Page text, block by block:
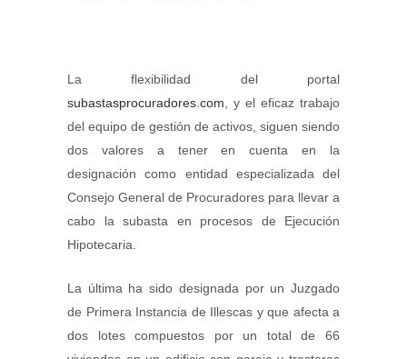
La flexibilidad del portal
subastasprocuradores.com , y el eficaz trabajo
del equipo de gestión de activos, siguen siendo
dos valores a tener en cuenta en la
designación como entidad especializada del
Consejo General de Procuradores para llevar a
cabo la subasta en procesos de Ejecución
Hipotecaria.
La última ha sido designada por un Juzgado
de Primera Instancia de Illescas y que afecta a
dos lotes compuestos por un total de 66